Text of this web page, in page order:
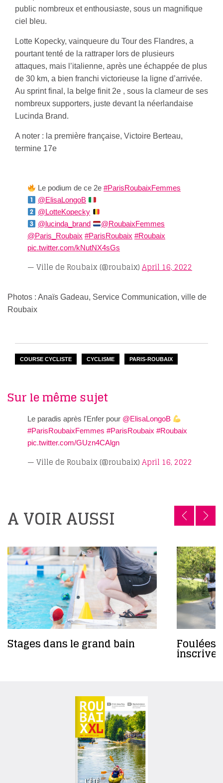
public nombreux et enthousiaste, sous un magnifique
ciel bleu.
Lotte Kopecky, vainqueure du Tour des Flandres, a
pourtant tenté de la rattraper lors de plusieurs
attaques, mais l’italienne, après une échappée de plus
de 30 km, a bien franchi victorieuse la ligne d’arrivée.
Au sprint final, la belge finit 2e , sous la clameur de ses
nombreux supporters, juste devant la néerlandaise
Lucinda Brand.
A noter : la première française, Victoire Berteau,
termine 17e
Le podium de ce 2e#ParisRoubaixFemmes
@ElisaLongoB
@LotteKopecky
@lucinda_brand
@RoubaixFemmes
@Paris_Roubaix #ParisRoubaix #Roubaix
pic.twitter.com/kNutNX4sGs
— Ville de Roubaix (@roubaix)April 16, 2022
Photos : Anaïs Gadeau, Service Communication, ville de
Roubaix
COURSE CYCLISTE CYCLISME PARIS-ROUBAIX
Sur le même sujet
Le paradis après l'Enfer pour @ElisaLongoB
#ParisRoubaixFemmes #ParisRoubaix #Roubaix
pic.twitter.com/GUzn4CAlgn
— Ville de Roubaix (@roubaix)April 16, 2022
A VOIR AUSSI
Stages dans le grand bain Foulées